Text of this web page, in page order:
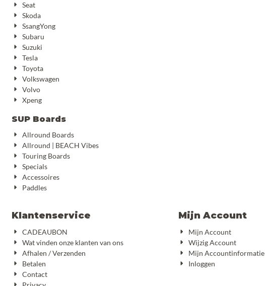
Seat
Skoda
SsangYong
Subaru
Suzuki
Tesla
Toyota
Volkswagen
Volvo
Xpeng
SUP Boards
Allround Boards
Allround | BEACH Vibes
Touring Boards
Specials
Accessoires
Paddles
Klantenservice
CADEAUBON
Wat vinden onze klanten van ons
Afhalen / Verzenden
Betalen
Contact
Mijn Account
Mijn Account
Wijzig Account
Mijn Accountinformatie
Inloggen